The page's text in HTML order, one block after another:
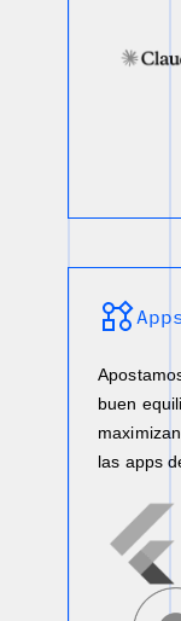
buen
las apps